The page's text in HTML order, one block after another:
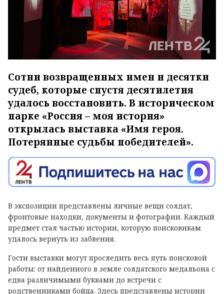
Сотни возвращенных имен и десятки
судеб, которые спустя десятилетия
удалось восстановить. В историческом
парке «Россия – моя история»
открылась выставка «Имя героя.
Потерянные судьбы победителей».
В экспозиции представлены личные вещи солдат,
фронтовые находки, документы и фотографии. Каждый
предмет стал частью истории, которую поисковикам
удалось вернуть из забвения.
Гости выставки могут проследить весь путь поисковой
работы: от найденного в земле солдатского медальона с
едва различимыми буквами до встречи с
родственниками бойца. Здесь представлены истории